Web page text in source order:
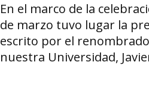
En el marco de la
de marzo tuvo lugar la
escrito por el
nuestra Universidad,